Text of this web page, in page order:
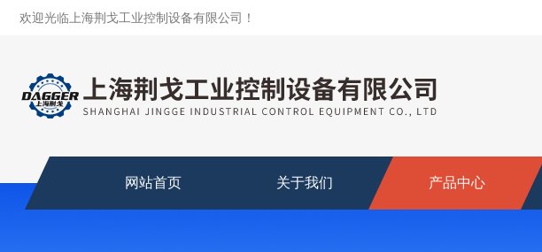
欢迎光临上海荆戈工业控制设备有限公司！
网站首页 关于我们 产品中心